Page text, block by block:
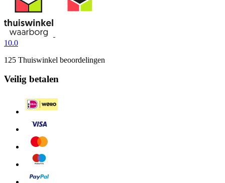
10.0
125 Thuiswinkel beoordelingen
Veilig betalen